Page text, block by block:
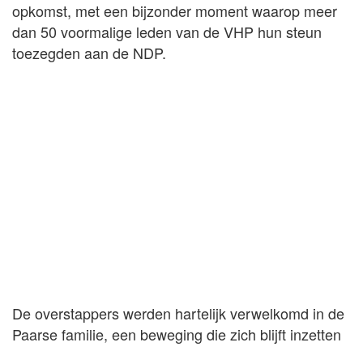
opkomst, met een bijzonder moment waarop meer
dan 50 voormalige leden van de VHP hun steun
toezegden aan de NDP.
De overstappers werden hartelijk verwelkomd in de
Paarse familie, een beweging die zich blijft inzetten